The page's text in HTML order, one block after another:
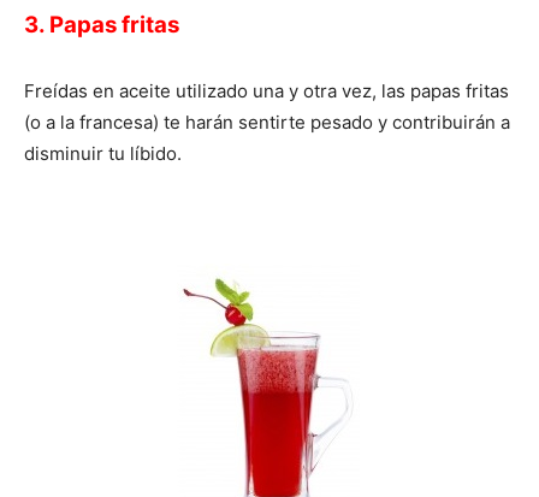
3. Papas fritas
Freídas en aceite utilizado una y otra vez, las papas fritas
(o a la francesa) te harán sentirte pesado y contribuirán a
disminuir tu líbido.